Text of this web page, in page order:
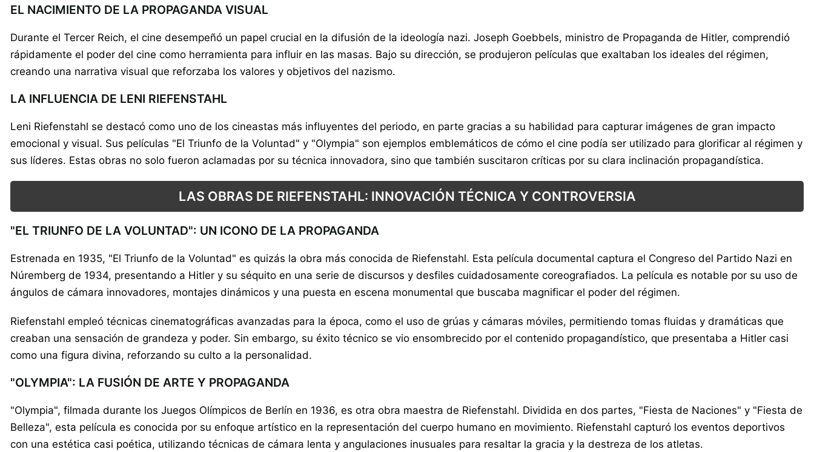
EL NACIMIENTO DE LA PROPAGANDA VISUAL
Durante el Tercer Reich, el cine desempeñó un papel crucial en la difusión de la ideología nazi. Joseph Goebbels, ministro de Propaganda de Hitler, comprendió
rápidamente el poder del cine como herramienta para influir en las masas. Bajo su dirección, se produjeron películas que exaltaban los ideales del régimen,
creando una narrativa visual que reforzaba los valores y objetivos del nazismo.
LA INFLUENCIA DE LENI RIEFENSTAHL
Leni Riefenstahl se destacó como uno de los cineastas más influyentes del periodo, en parte gracias a su habilidad para capturar imágenes de gran impacto
emocional y visual. Sus películas "El Triunfo de la Voluntad" y "Olympia" son ejemplos emblemáticos de cómo el cine podía ser utilizado para glorificar al régimen y
sus líderes. Estas obras no solo fueron aclamadas por su técnica innovadora, sino que también suscitaron críticas por su clara inclinación propagandística.
LAS OBRAS DE RIEFENSTAHL: INNOVACIÓN TÉCNICA Y CONTROVERSIA
"EL TRIUNFO DE LA VOLUNTAD": UN ICONO DE LA PROPAGANDA
Estrenada en 1935, "El Triunfo de la Voluntad" es quizás la obra más conocida de Riefenstahl. Esta película documental captura el Congreso del Partido Nazi en
Núremberg de 1934, presentando a Hitler y su séquito en una serie de discursos y desfiles cuidadosamente coreografiados. La película es notable por su uso de
ángulos de cámara innovadores, montajes dinámicos y una puesta en escena monumental que buscaba magnificar el poder del régimen.
Riefenstahl empleó técnicas cinematográficas avanzadas para la época, como el uso de grúas y cámaras móviles, permitiendo tomas fluidas y dramáticas que
creaban una sensación de grandeza y poder. Sin embargo, su éxito técnico se vio ensombrecido por el contenido propagandístico, que presentaba a Hitler casi
como una figura divina, reforzando su culto a la personalidad.
"OLYMPIA": LA FUSIÓN DE ARTE Y PROPAGANDA
"Olympia", filmada durante los Juegos Olímpicos de Berlín en 1936, es otra obra maestra de Riefenstahl. Dividida en dos partes, "Fiesta de Naciones" y "Fiesta de
Belleza", esta película es conocida por su enfoque artístico en la representación del cuerpo humano en movimiento. Riefenstahl capturó los eventos deportivos
con una estética casi poética, utilizando técnicas de cámara lenta y angulaciones inusuales para resaltar la gracia y la destreza de los atletas.